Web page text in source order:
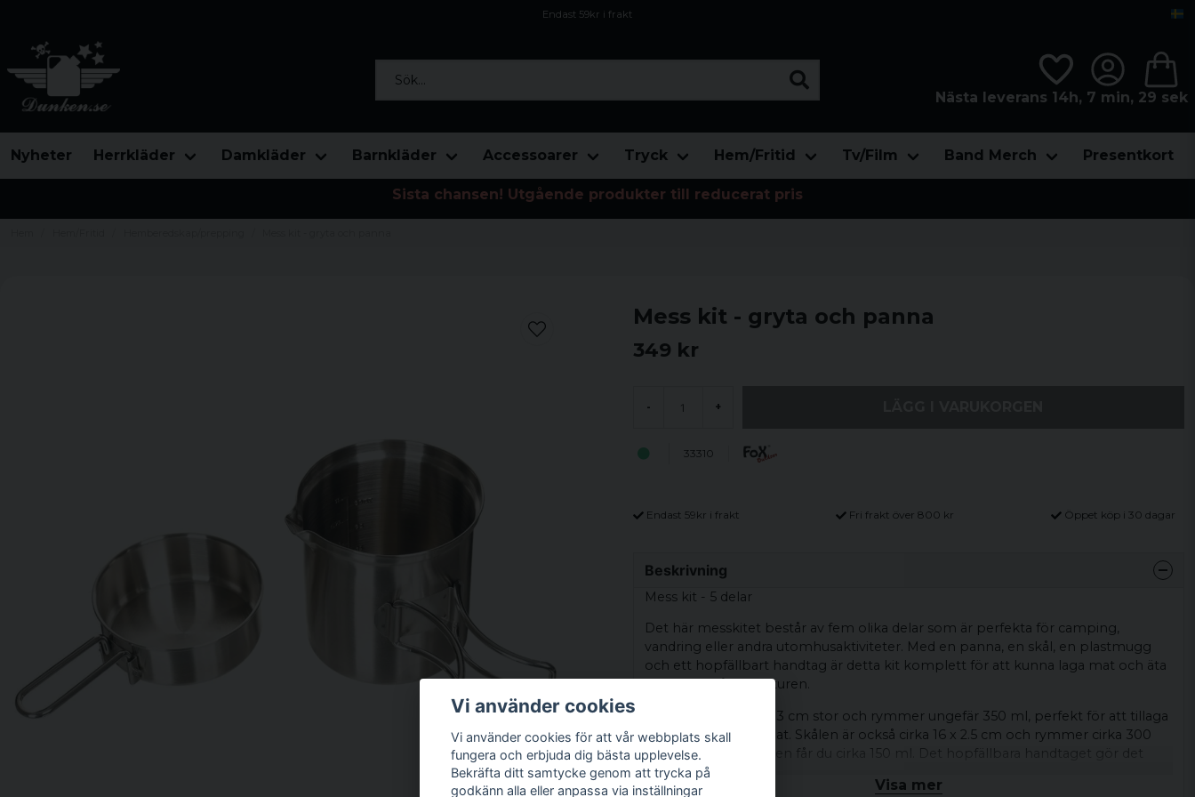
Endast 59kr i frakt
Nästa leverans 14h, 7 min, 29 sek
Nyheter Herrkläder Damkläder Barnkläder Accessoarer Tryck Hem/Fritid Tv/Film Band Merch Presentkort
Sista chansen! Utgående produkter till reducerat pris
Mess kit - gryta och panna
349 kr
- +
33310
Endast 59kr i frakt Fri frakt över 800 kr Öppet köp i 30 dagar
Beskrivning
Mess kit - 5 delar
Det här messkitet består av fem olika delar som är perfekta för camping,
vandring eller andra utomhusaktiviteter. Med en panna, en skål, en plastmugg
och ett hopfällbart handtag är detta kit komplett för att kunna laga mat och äta
en enkel måltid i naturen.
Pannan är cirka 16 x 3 cm stor och rymmer ungefär 350 ml, perfekt för att tillaga
mindre portioner mat. Skålen är också cirka 16 x 2.5 cm och rymmer cirka 300
ml, och i plastmuggen får du cirka 150 ml. Det hopfällbara handtaget gör det
enkelt att hantera pannan över elden utan risk för att bränna sig.
Visa mer
Vi använder cookies
Vi använder cookies för att vår webbplats skall
fungera och erbjuda dig bästa upplevelse.
Bekräfta ditt samtycke genom att trycka på
godkänn alla eller anpassa via inställningar